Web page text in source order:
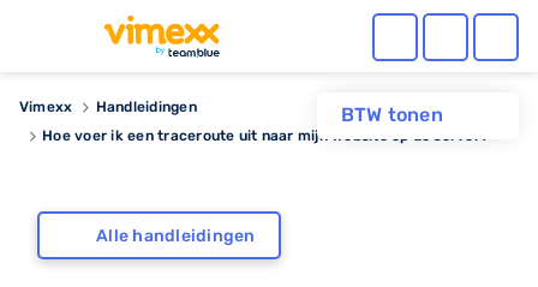
BTW tonen
Vimexx
Handleidingen
Hoe voer ik een traceroute uit naar mijn website op de server?
Alle handleidingen